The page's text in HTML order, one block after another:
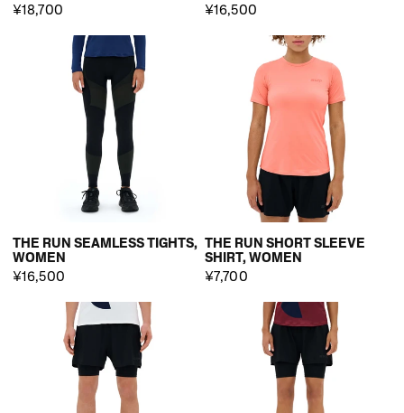
¥18,700
¥16,500
THE RUN SEAMLESS TIGHTS,
WOMEN
¥16,500
THE RUN SHORT SLEEVE
SHIRT, WOMEN
¥7,700